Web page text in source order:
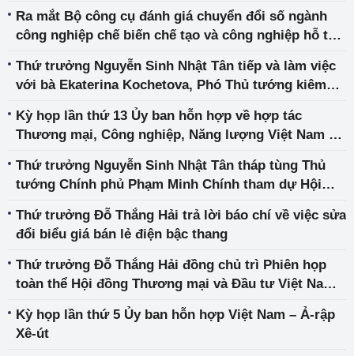
Ra mắt Bộ công cụ đánh giá chuyển đổi số ngành
công nghiệp chế biến chế tạo và công nghiệp hỗ trợ
Thứ trưởng Nguyễn Sinh Nhật Tân tiếp và làm việc
với bà Ekaterina Kochetova, Phó Thủ tướng kiêm
Bộ trưởng Bộ kinh tế Cộng hòa Buryatia
Kỳ họp lần thứ 13 Ủy ban hỗn hợp về hợp tác
Thương mại, Công nghiệp, Năng lượng Việt Nam -
thi Hiệp định Thương mại tự do Việt Nam – Hàn
Quốc
Thứ trưởng Nguyễn Sinh Nhật Tân tháp tùng Thủ
tướng Chính phủ Phạm Minh Chính tham dự Hội
Nhĩ Kỳ
Thứ trưởng Đỗ Thắng Hải trả lời báo chí về việc sửa
đổi biểu giá bán lẻ điện bậc thang
Thứ trưởng Đỗ Thắng Hải đồng chủ trì Phiên họp
toàn thể Hội đồng Thương mại và Đầu tư Việt Nam –
Kỳ họp lần thứ 5 Ủy ban hỗn hợp Việt Nam – Ả-rập
Xê-út